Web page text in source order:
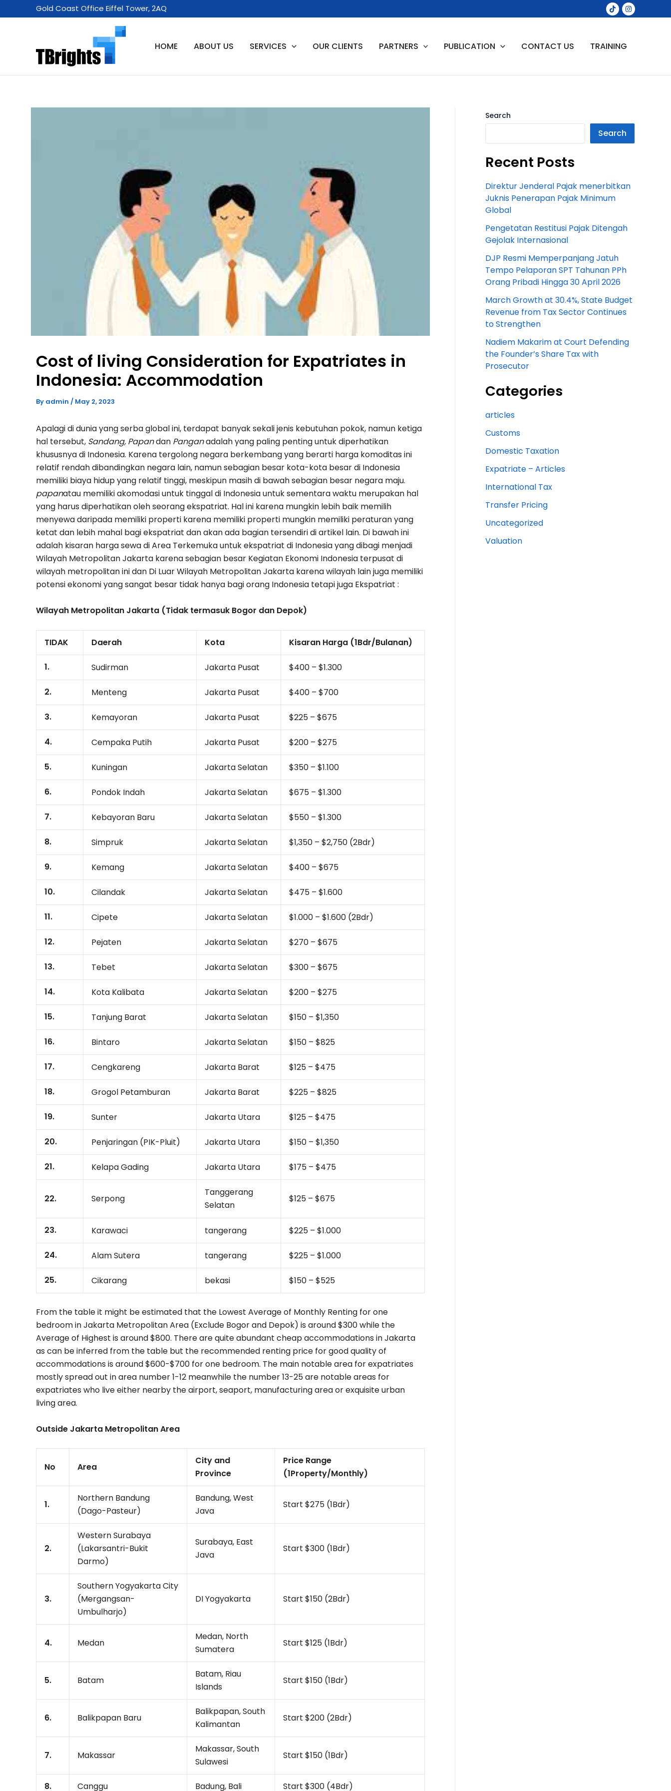
to
Gold Coast Office Eiffel Tower, 2AQ
HOME ABOUT US SERVICES OUR CLIENTS PARTNERS PUBLICATION CONTACT US TRAINING
Cost of living Consideration for Expatriates in
Indonesia: Accommodation
By admin / May 2, 2023
Apalagi di dunia yang serba global ini, terdapat banyak sekali jenis kebutuhan pokok, namun ketiga
hal tersebut, Sandang, Papandan Panganadalah yang paling penting untuk diperhatikan
khususnya di Indonesia. Karena tergolong negara berkembang yang berarti harga komoditas ini
relatif rendah dibandingkan negara lain, namun sebagian besar kota-kota besar di Indonesia
memiliki biaya hidup yang relatif tinggi, meskipun masih di bawah sebagian besar negara maju.
papanatau memiliki akomodasi untuk tinggal di Indonesia untuk sementara waktu merupakan hal
yang harus diperhatikan oleh seorang ekspatriat. Hal ini karena mungkin lebih baik memilih
menyewa daripada memiliki properti karena memiliki properti mungkin memiliki peraturan yang
ketat dan lebih mahal bagi ekspatriat dan akan ada bagian tersendiri di artikel lain. Di bawah ini
adalah kisaran harga sewa di Area Terkemuka untuk ekspatriat di Indonesia yang dibagi menjadi
Wilayah Metropolitan Jakarta karena sebagian besar Kegiatan Ekonomi Indonesia terpusat di
wilayah metropolitan ini dan Di Luar Wilayah Metropolitan Jakarta karena wilayah lain juga memiliki
potensi ekonomi yang sangat besar tidak hanya bagi orang Indonesia tetapi juga Ekspatriat :
Wilayah Metropolitan Jakarta (Tidak termasuk Bogor dan Depok)
TIDAK Daerah Kota Kisaran Harga (1Bdr/Bulanan)
1. Sudirman Jakarta Pusat $400 – $1.300
2. Menteng Jakarta Pusat $400 – $700
3. Kemayoran Jakarta Pusat $225 – $675
4. Cempaka Putih Jakarta Pusat $200 – $275
5. Kuningan Jakarta Selatan $350 – $1.100
6. Pondok Indah Jakarta Selatan $675 – $1.300
7. Kebayoran Baru Jakarta Selatan $550 – $1.300
8. Simpruk Jakarta Selatan $1,350 – $2,750 (2Bdr)
9. Kemang Jakarta Selatan $400 – $675
10. Cilandak Jakarta Selatan $475 – $1.600
11. Cipete Jakarta Selatan $1.000 – $1.600 (2Bdr)
12. Pejaten Jakarta Selatan $270 – $675
13. Tebet Jakarta Selatan $300 – $675
14. Kota Kalibata Jakarta Selatan $200 – $275
15. Tanjung Barat Jakarta Selatan $150 – $1,350
16. Bintaro Jakarta Selatan $150 – $825
17. Cengkareng Jakarta Barat $125 – $475
18. Grogol Petamburan Jakarta Barat $225 – $825
19. Sunter Jakarta Utara $125 – $475
20. Penjaringan (PIK-Pluit) Jakarta Utara $150 – $1,350
21. Kelapa Gading Jakarta Utara $175 – $475
22. Serpong
Tanggerang
Selatan
$125 – $675
23. Karawaci tangerang $225 – $1.000
24. Alam Sutera tangerang $225 – $1.000
25. Cikarang bekasi $150 – $525
From the table it might be estimated that the Lowest Average of Monthly Renting for one
bedroom in Jakarta Metropolitan Area (Exclude Bogor and Depok) is around $300 while the
Average of Highest is around $800. There are quite abundant cheap accommodations in Jakarta
as can be inferred from the table but the recommended renting price for good quality of
accommodations is around $600-$700 for one bedroom. The main notable area for expatriates
mostly spread out in area number 1-12 meanwhile the number 13-25 are notable areas for
expatriates who live either nearby the airport, seaport, manufacturing area or exquisite urban
living area.
Outside Jakarta Metropolitan Area
No Area
City and
Province
Price Range
(1Property/Monthly)
1.
Northern Bandung
(Dago-Pasteur)
Bandung, West
Java
Start $275 (1Bdr)
2.
Western Surabaya
(Lakarsantri-Bukit
Darmo)
Surabaya, East
Java
Start $300 (1Bdr)
3.
Southern Yogyakarta City
(Mergangsan-
Umbulharjo)
DI Yogyakarta Start $150 (2Bdr)
4. Medan
Medan, North
Sumatera
Start $125 (1Bdr)
5. Batam
Batam, Riau
Islands
Start $150 (1Bdr)
6. Balikpapan Baru
Balikpapan, South
Kalimantan
Start $200 (2Bdr)
7. Makassar
Makassar, South
Sulawesi
Start $150 (1Bdr)
8. Canggu Badung, Bali Start $300 (4Bdr)
Search
Search
Recent Posts
Direktur Jenderal Pajak menerbitkan
Juknis Penerapan Pajak Minimum
Global
Pengetatan Restitusi Pajak Ditengah
Gejolak Internasional
DJP Resmi Memperpanjang Jatuh
Tempo Pelaporan SPT Tahunan PPh
Orang Pribadi Hingga 30 April 2026
March Growth at 30.4%, State Budget
Revenue from Tax Sector Continues
to Strengthen
Nadiem Makarim at Court Defending
the Founder’s Share Tax with
Prosecutor
Categories
articles
Customs
Domestic Taxation
Expatriate – Articles
International Tax
Transfer Pricing
Uncategorized
Valuation